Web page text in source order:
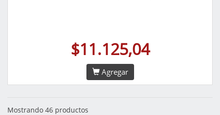
$11.125,04
Agregar
Mostrando 46 productos